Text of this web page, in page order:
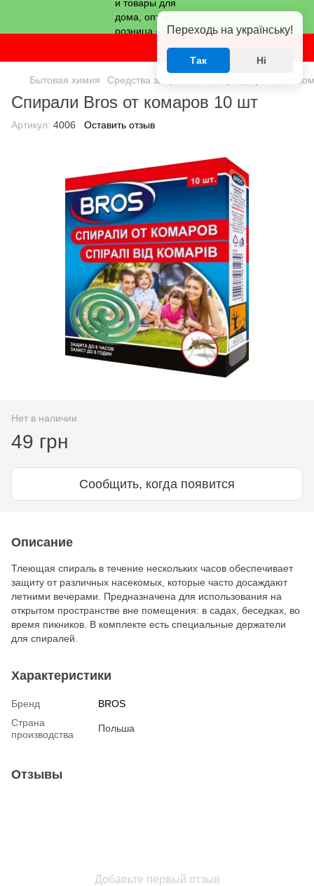
Бытовая химия Средства защиты от комаров, мух и
Спирали Bros от комаров 10 шт
Артикул: 4006 Оставить отзыв
Нет в наличии
49 грн
Сообщить, когда появится
Описание
Тлеющая спираль в течение нескольких часов обеспечивает
защиту от различных насекомых, которые часто досаждают
летними вечерами. Предназначена для использования на
открытом пространстве вне помещения: в садах, беседках, во
время пикников. В комплекте есть специальные держатели
для спиралей.
Характеристики
Бренд
BROS
Страна
производства
Польша
Отзывы
Добавьте первый отзыв
Переходь на українську!
Так Ні